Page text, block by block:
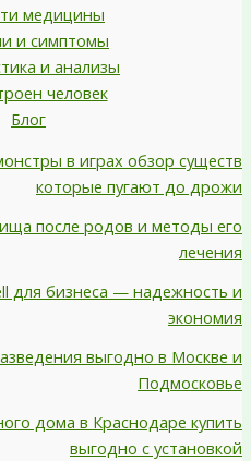
медицины
и симптомы
и анализы
человек
Блог
в играх обзор существ
которые пугают до дрожи
после родов и методы его
лечения
для бизнеса — надежность и
экономия
выгодно в Москве и
Подмосковье
дома в Краснодаре купить
выгодно с установкой